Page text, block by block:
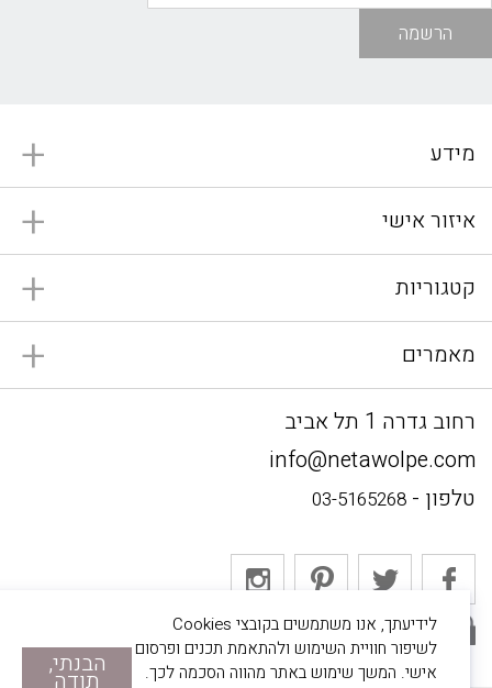
הרשמה
מידע
איזור אישי
קטגוריות
מאמרים
רחוב גדרה 1 תל אביב
info@netawolpe.com
טלפון - 03-5165268
אתר מאובטח
לידיעתך, אנו משתמשים בקובצי Cookies
לשיפור חוויית השימוש ולהתאמת תכנים ופרסום
אישי. המשך שימוש באתר מהווה הסכמה לכך.
הבנתי,
תודה